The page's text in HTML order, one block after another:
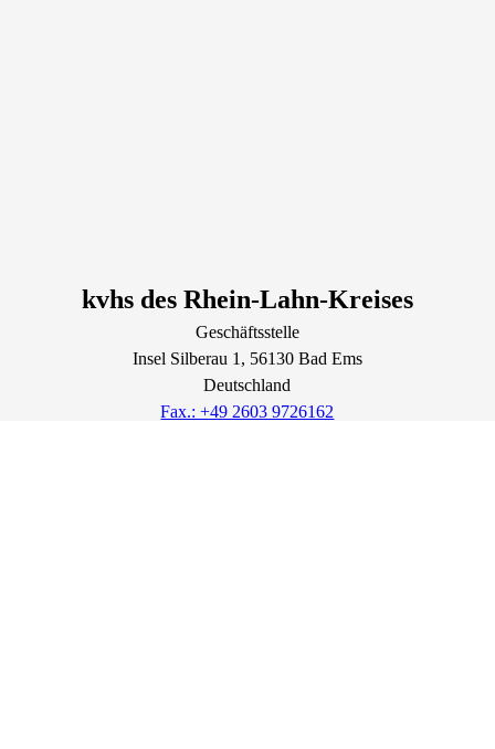
kvhs des Rhein-Lahn-Kreises
Geschäftsstelle
Insel Silberau 1 , 56130 Bad Ems
Deutschland
Fax.: +49 2603 9726162